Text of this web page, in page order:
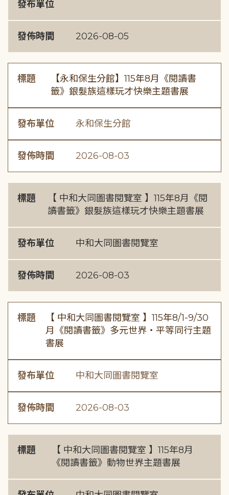
發布單位
發佈時間 2026-08-05
標題
【永和保生分館】115年8月《閱讀書
籤》銀髮族這樣玩才快樂主題書展
發布單位 永和保生分館
發佈時間 2026-08-03
標題
【 中和大同圖書閱覽室 】115年8月《閱
讀書籤》銀髮族這樣玩才快樂主題書展
發布單位 中和大同圖書閱覽室
發佈時間 2026-08-03
標題
【 中和大同圖書閱覽室 】115年8/1-9/30
月《閱讀書籤》多元世界・平等同行主題
書展
發布單位 中和大同圖書閱覽室
發佈時間 2026-08-03
標題
【 中和大同圖書閱覽室 】115年8月
《閱讀書籤》動物世界主題書展